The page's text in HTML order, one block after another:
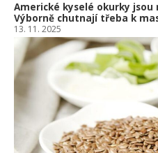
Americké kyselé okurky
Výborně chutnají třeba k
13. 11. 2025